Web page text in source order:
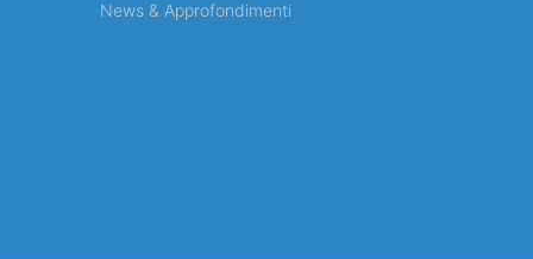
News & Approfondimenti